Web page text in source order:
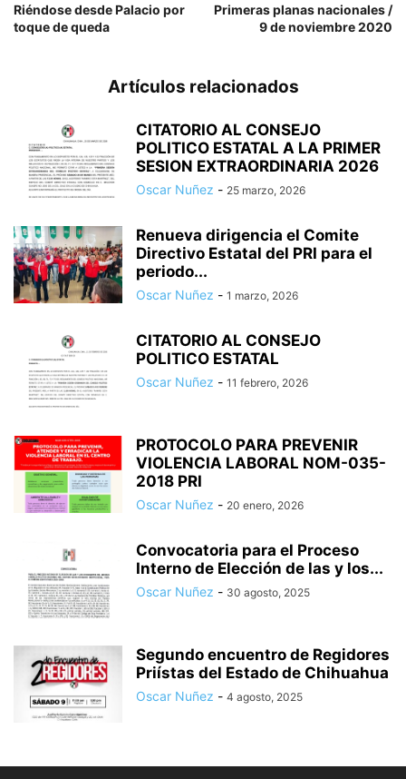
Riéndose desde Palacio por
toque de queda
Primeras planas nacionales /
9 de noviembre 2020
Artículos relacionados
CITATORIO AL CONSEJO
POLITICO ESTATAL A LA PRIMER
SESION EXTRAORDINARIA 2026
Oscar Nuñez - 25 marzo, 2026
Renueva dirigencia el Comite
Directivo Estatal del PRI para el
periodo...
Oscar Nuñez - 1 marzo, 2026
CITATORIO AL CONSEJO
POLITICO ESTATAL
Oscar Nuñez - 11 febrero, 2026
PROTOCOLO PARA PREVENIR
VIOLENCIA LABORAL NOM-035-
2018 PRI
Oscar Nuñez - 20 enero, 2026
Convocatoria para el Proceso
Interno de Elección de las y los...
Oscar Nuñez - 30 agosto, 2025
Segundo encuentro de Regidores
Priístas del Estado de Chihuahua
Oscar Nuñez - 4 agosto, 2025